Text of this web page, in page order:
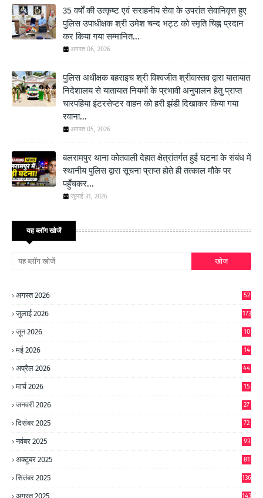
35 वर्षों की उत्कृष्ट एवं सराहनीय सेवा के उपरांत सेवानिवृत्त हुए
पुलिस उपाधीक्षक श्री उमेश चन्द भट्ट को स्मृति चिह्न प्रदान
कर किया गया सम्मानित...
अगस्त 06, 2026
पुलिस अधीक्षक बहराइच श्री विश्वजीत श्रीवास्तव द्वारा यातायात
निदेशालय से यातायात नियमों के प्रभावी अनुपालन हेतु प्राप्त
चारपहिया इंटरसेप्टर वाहन को हरी झंडी दिखाकर किया गया
रवाना...
अगस्त 05, 2026
बलरामपुर थाना कोतवाली देहात क्षेत्रांतर्गत हुई घटना के संबंध में
स्थानीय पुलिस द्वारा सूचना प्राप्त होते ही तत्काल मौके पर
पहुँचकर...
जुलाई 31, 2026
यह ब्लॉग खोजें
अगस्त 2026 52
जुलाई 2026 173
जून 2026
10
मई 2026
14
अप्रैल 2026 44
मार्च 2026 15
जनवरी 2026 27
दिसंबर 2025 72
नवंबर 2025 93
अक्टूबर 2025 81
सितंबर 2025 136
अगस्त 2025 143